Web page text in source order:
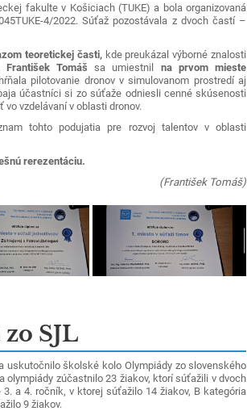
fakulte v Košiciach (TUKE) a bola organizovaná
4/2022.Súťaž pozostávala z dvoch častí –
teoretickej časti,kde preukázal výborné znalosti
František Tomášsa umiestnil na prvom mieste
pilotovanie dronov v simulovanom prostredí aj
účastníci si zo súťaže odniesli cenné skúsenosti
vzdelávaní v oblasti dronov.
tohto podujatia pre rozvoj talentov v oblasti
rerezentáciu.
(František Tomáš)
SJL
školské kolo Olympiády zo slovenského
olympiády zúčastnilo 23 žiakov, ktorí súťažili v dvoch
a 4. ročník, v ktorej súťažilo 14 žiakov, B kategória
9 žiakov.